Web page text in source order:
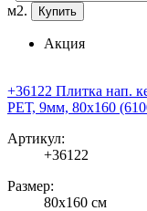
м2.
Купить
Акция
+36122 Плитка
РЕТ, 9мм, 80x160
Артикул:
+36122
Размер:
80x160 см